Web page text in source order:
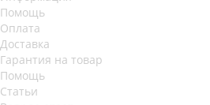
Помощь
Оплата
Доставка
Гарантия на товар
Помощь
Статьи